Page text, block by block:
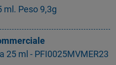
ml. Peso 9,3g
25 ml - PFI0025MVMER23